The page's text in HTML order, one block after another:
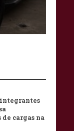
integrantes
cargas na